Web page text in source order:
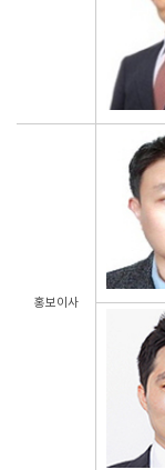
홍보이사